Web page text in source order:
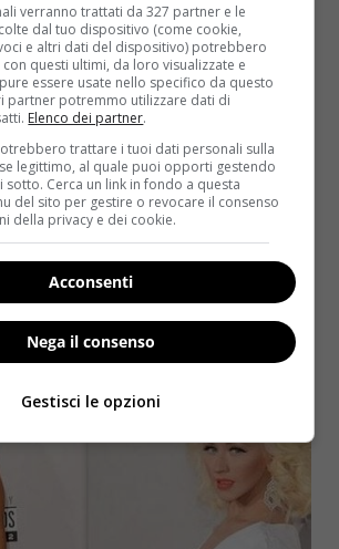
star: così si preparano per la
Marzo 2016
in vista di un nuovo film...
verranno trattati da 327 partner e le
dal tuo dispositivo (come cookie,
e altri dati del dispositivo) potrebbero
questi ultimi, da loro visualizzate e
essere usate nello specifico da questo
partner potremmo utilizzare dati di
Elenco dei partner.
trattare i tuoi dati personali sulla
legittimo, al quale puoi opporti gestendo
sotto. Cerca un link in fondo a questa
del sito per gestire o revocare il consenso
della privacy e dei cookie.
Acconsenti
Nega il consenso
Gestisci le opzioni